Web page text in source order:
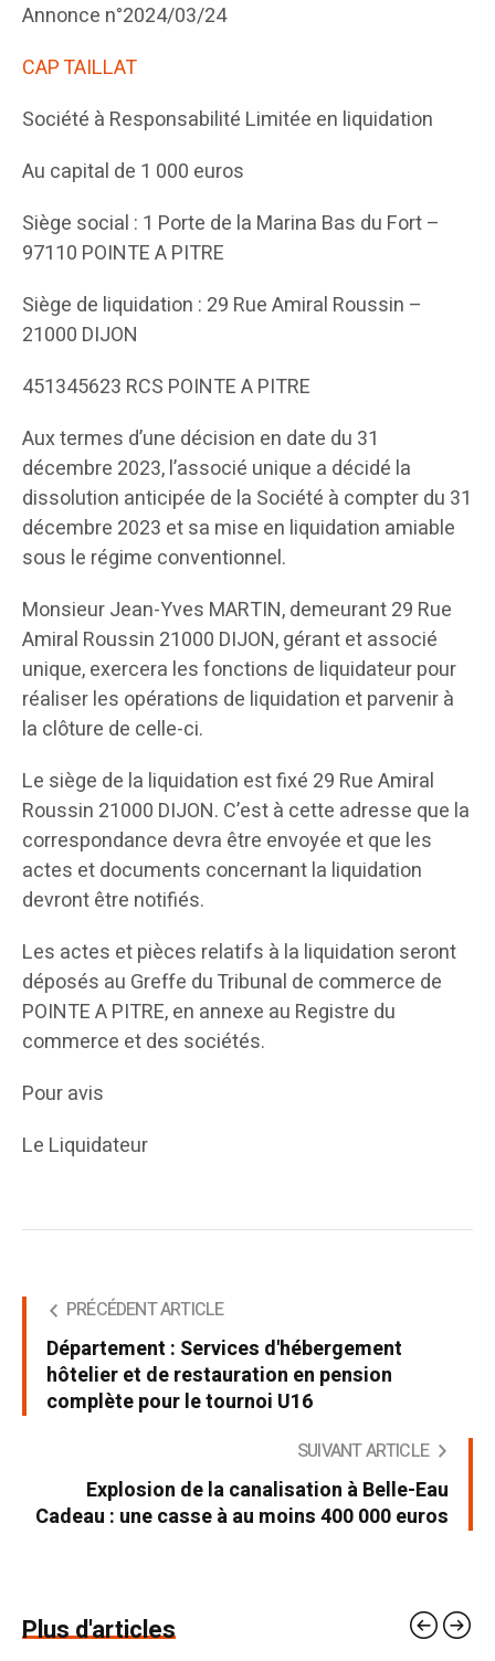
Annonce n°2024/03/24
CAP TAILLAT
Société à Responsabilité Limitée en liquidation
Au capital de 1 000 euros
Siège social : 1 Porte de la Marina Bas du Fort –
97110 POINTE A PITRE
Siège de liquidation : 29 Rue Amiral Roussin –
21000 DIJON
451345623 RCS POINTE A PITRE
Aux termes d’une décision en date du 31
décembre 2023, l’associé unique a décidé la
dissolution anticipée de la Société à compter du 31
décembre 2023 et sa mise en liquidation amiable
sous le régime conventionnel.
Monsieur Jean-Yves MARTIN, demeurant 29 Rue
Amiral Roussin 21000 DIJON, gérant et associé
unique, exercera les fonctions de liquidateur pour
réaliser les opérations de liquidation et parvenir à
la clôture de celle-ci.
Le siège de la liquidation est fixé 29 Rue Amiral
Roussin 21000 DIJON. C’est à cette adresse que la
correspondance devra être envoyée et que les
actes et documents concernant la liquidation
devront être notifiés.
Les actes et pièces relatifs à la liquidation seront
déposés au Greffe du Tribunal de commerce de
POINTE A PITRE, en annexe au Registre du
commerce et des sociétés.
Pour avis
Le Liquidateur
PRÉCÉDENT ARTICLE
Département : Services d'hébergement
hôtelier et de restauration en pension
complète pour le tournoi U16
SUIVANT ARTICLE
Explosion de la canalisation à Belle-Eau
Cadeau : une casse à au moins 400 000 euros
Plus d'articles